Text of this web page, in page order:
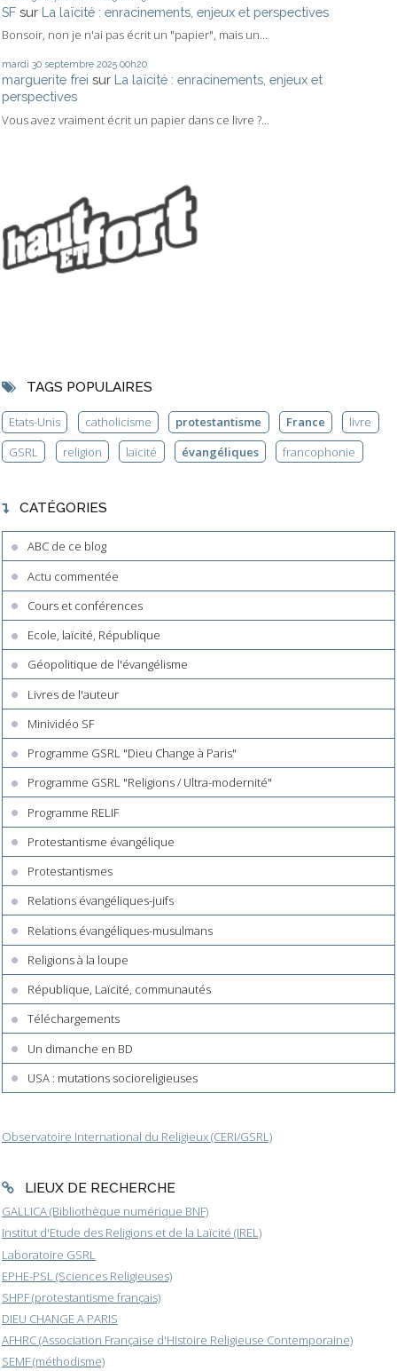
SF sur La laïcité : enracinements, enjeux et perspectives
Bonsoir, non je n'ai pas écrit un "papier", mais un...
mardi 30 septembre 2025 00h20
marguerite frei sur La laïcité : enracinements, enjeux et
perspectives
Vous avez vraiment écrit un papier dans ce livre ?...
TAGS POPULAIRES
Etats-Unis catholicisme protestantisme France
livre
GSRL
religion laïcité évangéliques francophonie
CATÉGORIES
ABC de ce blog
Actu commentée
Cours et conférences
Ecole, laïcité, République
Géopolitique de l'évangélisme
Livres de l'auteur
Minividéo SF
Programme GSRL "Dieu Change à Paris"
Programme GSRL "Religions / Ultra-modernité"
Programme RELIF
Protestantisme évangélique
Protestantismes
Relations évangéliques-juifs
Relations évangéliques-musulmans
Religions à la loupe
République, Laïcité, communautés
Téléchargements
Un dimanche en BD
USA : mutations socioreligieuses
Observatoire International du Religieux (CERI/GSRL)
LIEUX DE RECHERCHE
GALLICA (Bibliothèque numérique BNF)
Institut d'Etude des Religions et de la Laïcité (IREL)
Laboratoire GSRL
EPHE-PSL (Sciences Religieuses)
SHPF (protestantisme français)
DIEU CHANGE A PARIS
AFHRC (Association Française d'Histoire Religieuse Contemporaine)
SEMF (méthodisme)